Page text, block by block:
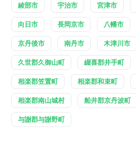
綾部市 宇治市 宮津市
向日市 長岡京市 八幡市
京丹後市 南丹市 木津川市
久世郡久御山町 綴喜郡井手町
相楽郡笠置町 相楽郡和束町
相楽郡南山城村 船井郡京丹波町
与謝郡与謝野町